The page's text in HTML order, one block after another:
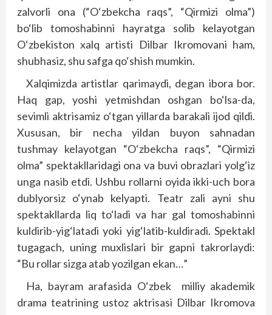
zalvorli ona (“O‘zbekcha raqs”, “Qirmizi olma”)
bo‘lib tomoshabinni hayratga solib kelayotgan
O‘zbekiston xalq artisti Dilbar Ikromovani ham,
shubhasiz, shu safga qo‘shish mumkin.
Xalqimizda artistlar qarimaydi, degan ibora bor.
Haq gap, yoshi yetmishdan oshgan bo‘lsa-da,
sevimli aktrisamiz o‘tgan yillarda barakali ijod qildi.
Xususan, bir necha yildan buyon sahnadan
tushmay kelayotgan “O‘zbekcha raqs”, “Qirmizi
olma” spektakllaridagi ona va buvi obrazlari yolg‘iz
unga nasib etdi. Ushbu rollarni oyida ikki-uch bora
dublyorsiz o‘ynab kelyapti. Teatr zali ayni shu
spektakllarda liq to‘ladi va har gal tomoshabinni
kuldirib-yig‘latadi yoki yig‘latib-kuldiradi. Spektakl
tugagach, uning muxlislari bir gapni takrorlaydi:
“Bu rollar sizga atab yozilgan ekan…”
Ha, bayram arafasida O‘zbek milliy akademik
drama teatrining ustoz aktrisasi Dilbar Ikromova